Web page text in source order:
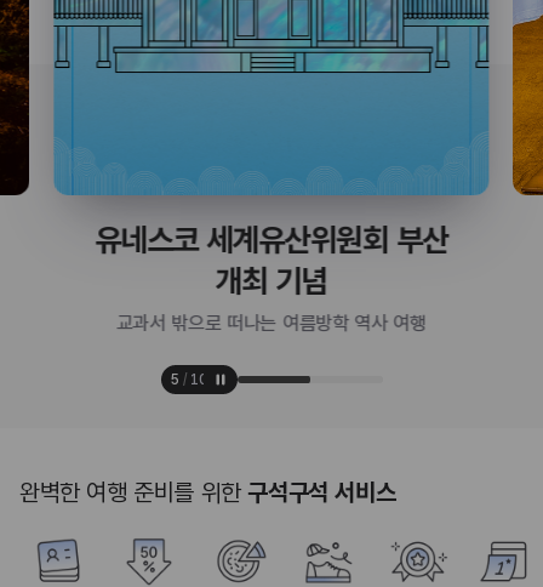
당근 말고도 매력 한가득🥕
느긋하게 즐기는 제주 구좌 여행
6 / 10
완벽한 여행 준비를 위한구석구석 서비스